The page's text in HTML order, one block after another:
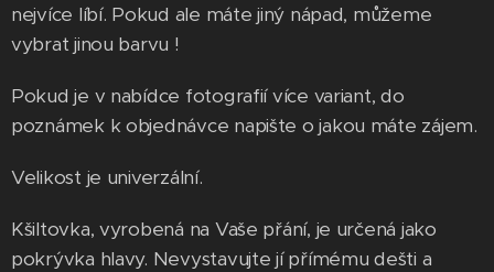
nejvíce líbí. Pokud ale máte jiný nápad, můžeme
vybrat jinou barvu !
Pokud je v nabídce fotografií více variant, do
poznámek k objednávce napište o jakou máte zájem.
Velikost je univerzální.
Kšiltovka, vyrobená na Vaše přání, je určená jako
pokrývka hlavy. Nevystavujte jí přímému dešti a